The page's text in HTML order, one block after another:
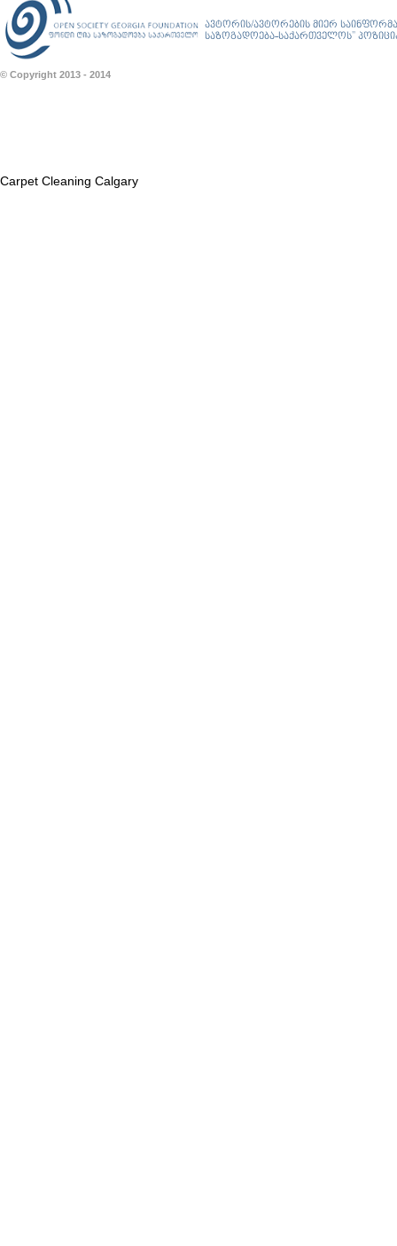
ავტორის/ავტორების მიერ
საზოგადოება-საქართველოს”
© Copyright 2013 - 2014
Carpet Cleaning Calgary